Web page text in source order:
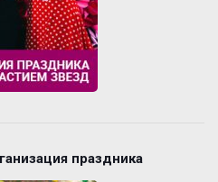
праздника